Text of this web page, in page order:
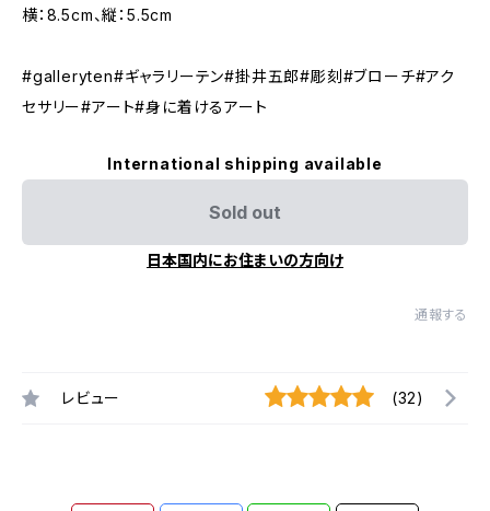
横：8.5cm、縦：5.5cm
#galleryten#ギャラリーテン#掛井五郎#彫刻#ブローチ#アク
セサリー#アート#身に着けるアート
International shipping available
Sold out
日本国内にお住まいの方向け
通報する
レビュー (32)